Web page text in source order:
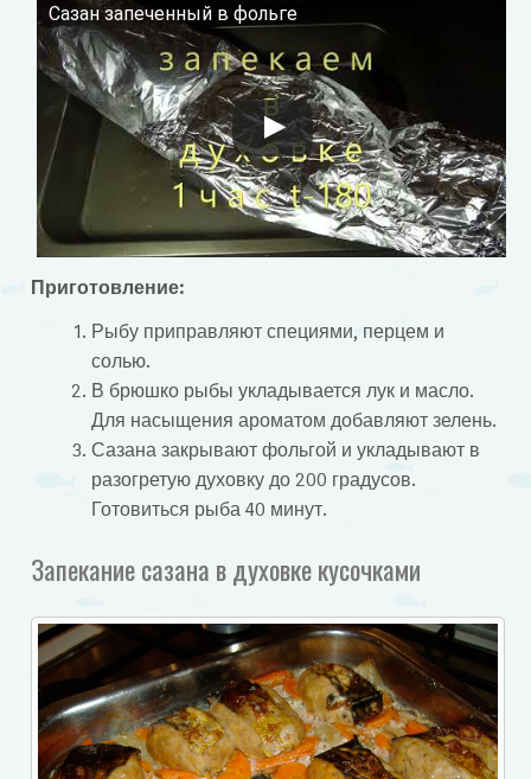
Сазан запеченный в фольге
Смотрите это видео на YouTube
Приготовление:
Рыбу приправляют специями, перцем и
солью.
В брюшко рыбы укладывается лук и масло.
Для насыщения ароматом добавляют зелень.
Сазана закрывают фольгой и укладывают в
разогретую духовку до 200 градусов.
Готовиться рыба 40 минут.
Запекание сазана в духовке кусочками